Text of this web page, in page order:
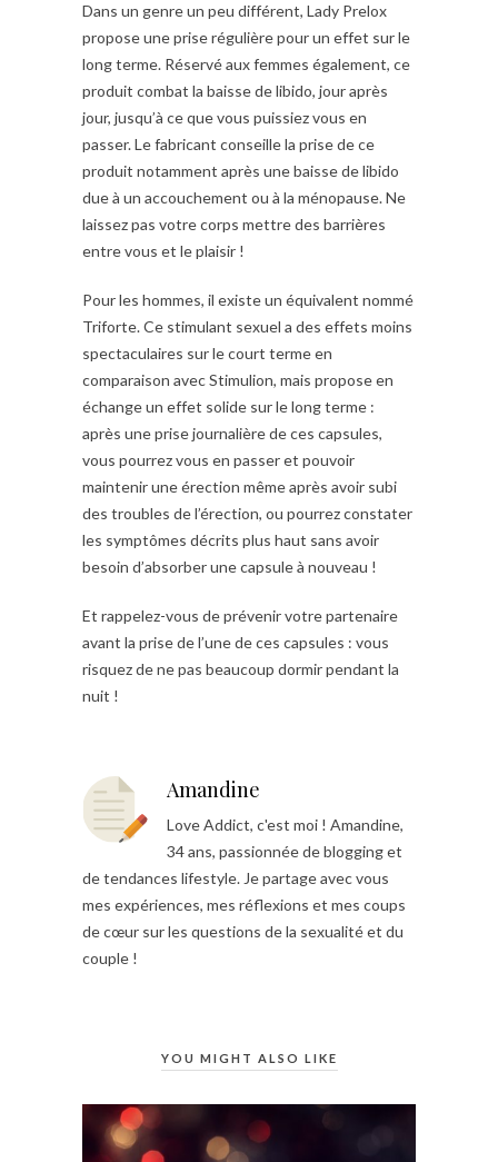
Dans un genre un peu différent, Lady Prelox
propose une prise régulière pour un effet sur le
long terme. Réservé aux femmes également, ce
produit combat la baisse de libido, jour après
jour, jusqu’à ce que vous puissiez vous en
passer. Le fabricant conseille la prise de ce
produit notamment après une baisse de libido
due à un accouchement ou à la ménopause. Ne
laissez pas votre corps mettre des barrières
entre vous et le plaisir !
Pour les hommes, il existe un équivalent nommé
Triforte. Ce stimulant sexuel a des effets moins
spectaculaires sur le court terme en
comparaison avec Stimulion, mais propose en
échange un effet solide sur le long terme :
après une prise journalière de ces capsules,
vous pourrez vous en passer et pouvoir
maintenir une érection même après avoir subi
des troubles de l’érection, ou pourrez constater
les symptômes décrits plus haut sans avoir
besoin d’absorber une capsule à nouveau !
Et rappelez-vous de prévenir votre partenaire
avant la prise de l’une de ces capsules : vous
risquez de ne pas beaucoup dormir pendant la
nuit !
Amandine
Love Addict, c'est moi ! Amandine,
34 ans, passionnée de blogging et
de tendances lifestyle. Je partage avec vous
mes expériences, mes réflexions et mes coups
de cœur sur les questions de la sexualité et du
couple !
YOU MIGHT ALSO LIKE